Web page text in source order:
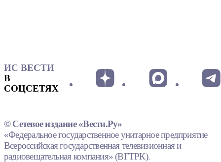
ИС ВЕСТИ
В
СОЦСЕТЯХ
© Сетевое издание «Вести.Ру»
«Федеральное государственное унитарное предприятие
Всероссийская государственная телевизионная и
радиовещательная компания» (ВГТРК).